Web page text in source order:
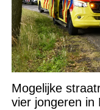
Mogelijke
vier jongeren in